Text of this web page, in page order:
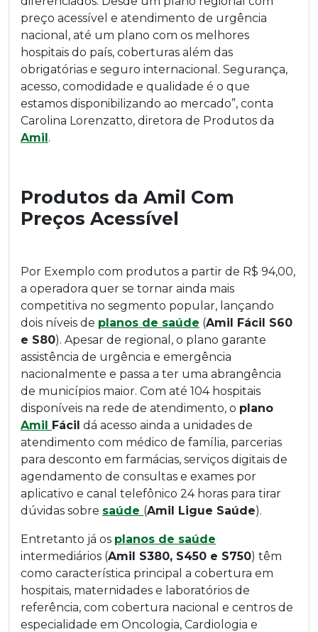
preço acessível e atendimento de urgência
nacional, até um plano com os melhores
hospitais do país, coberturas além das
obrigatórias e seguro internacional. Segurança,
acesso, comodidade e qualidade é o que
estamos disponibilizando ao mercado”, conta
Carolina Lorenzatto, diretora de Produtos da
Amil.
Produtos da Amil Com
Preços Acessível
Por Exemplo com produtos a partir de R$ 94,00,
a operadora quer se tornar ainda mais
competitiva no segmento popular, lançando
dois níveis de planos de saúde (Amil Fácil S60
e S80). Apesar de regional, o plano garante
assistência de urgência e emergência
nacionalmente e passa a ter uma abrangência
de municípios maior. Com até 104 hospitais
disponíveis na rede de atendimento, o plano
Amil Fácil dá acesso ainda a unidades de
atendimento com médico de família, parcerias
para desconto em farmácias, serviços digitais de
agendamento de consultas e exames por
aplicativo e canal telefônico 24 horas para tirar
dúvidas sobre saúde (Amil Ligue Saúde).
Entretanto já os planos de saúde
intermediários (Amil S380, S450 e S750) têm
como característica principal a cobertura em
hospitais, maternidades e laboratórios de
referência, com cobertura nacional e centros de
especialidade em Oncologia, Cardiologia e